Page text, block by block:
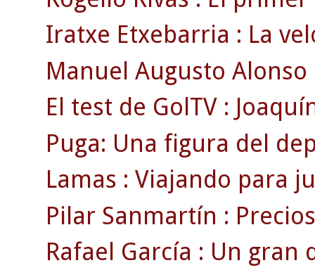
Iratxe Etxebarria : La
Manuel Augusto Alonso
El test de GolTV :
Puga: Una figura del
Lamas : Viajando para
Pilar Sanmartín :
Rafael García : Un gran